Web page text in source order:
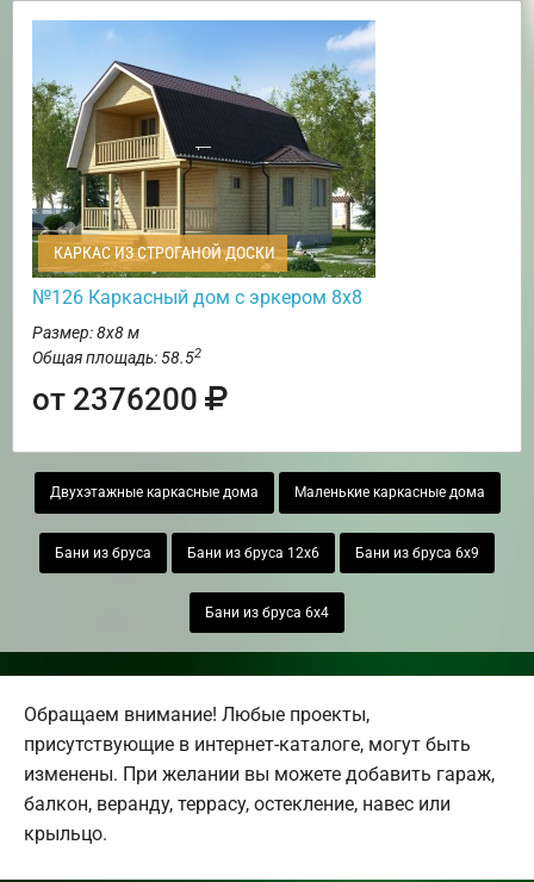
КАРКАС ИЗ СТРОГАНОЙ ДОСКИ
№126 Каркасный дом с эркером 8х8
Размер: 8х8 м
Общая площадь: 58.52
от 2376200
Двухэтажные каркасные дома Маленькие каркасные дома
Бани из бруса Бани из бруса 12х6 Бани из бруса 6х9
Бани из бруса 6х4
Обращаем внимание! Любые проекты,
присутствующие в интернет-каталоге, могут быть
изменены. При желании вы можете добавить гараж,
балкон, веранду, террасу, остекление, навес или
крыльцо.